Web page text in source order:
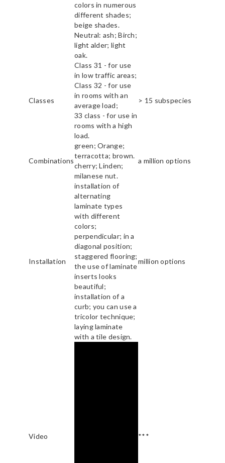
colors in numerous
different shades;
beige shades.
Neutral: ash; Birch;
light alder; light
oak.
Classes
Class 31 - for use
in low traffic areas;
Class 32 - for use
in rooms with an
average load;
33 class - for use in
rooms with a high
load.
> 15 subspecies
Combinations
green; Orange;
terracotta; brown.
cherry; Linden;
milanese nut.
a million options
Installation
installation of
alternating
laminate types
with different
colors;
perpendicular; in a
diagonal position;
staggered flooring;
the use of laminate
inserts looks
beautiful;
installation of a
curb; you can use a
tricolor technique;
laying laminate
with a tile design.
million options
Video ***